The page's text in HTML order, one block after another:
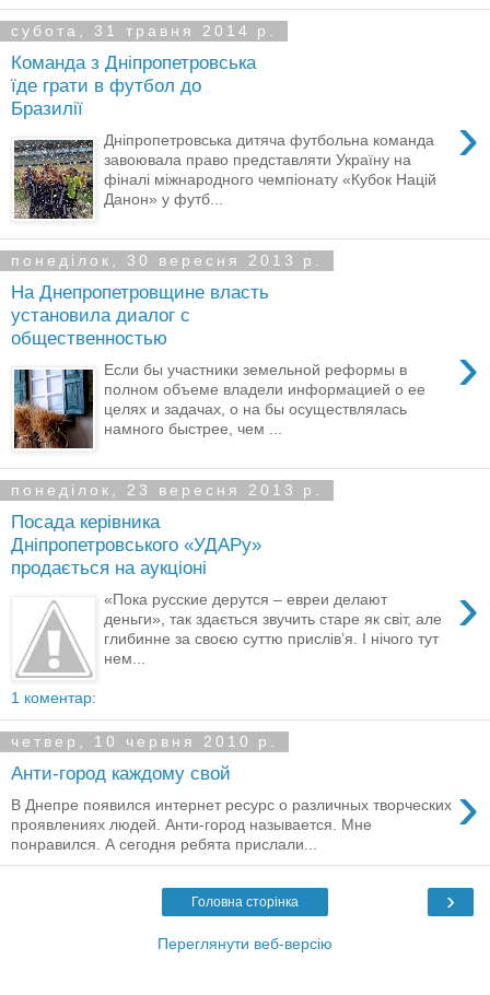
субота, 31 травня 2014 р.
Команда з Дніпропетровська
їде грати в футбол до
Бразилії
›
Дніпропетровська дитяча футбольна команда
завоювала право представляти Україну на
фіналі міжнародного чемпіонату «Кубок Націй
Данон» у футб...
понеділок, 30 вересня 2013 р.
​На Днепропетровщине власть
установила диалог с
общественностью
›
Если бы участники земельной реформы в
полном объеме владели информацией о ее
целях и задачах, о на бы осуществлялась
намного быстрее, чем ...
понеділок, 23 вересня 2013 р.
Посада керівника
Дніпропетровського «УДАРу»
продається на аукціоні
›
«Пока русские дерутся – евреи делают
деньги», так здається звучить старе як світ, але
глибинне за своєю суттю прислів’я. І нічого тут
нем...
1 коментар:
четвер, 10 червня 2010 р.
Анти-город каждому свой ›
В Днепре появился интернет ресурс о различных творческих
проявлениях людей. Анти-город называется. Мне
понравился. А сегодня ребята прислали...
›
Головна сторінка
Переглянути веб-версію